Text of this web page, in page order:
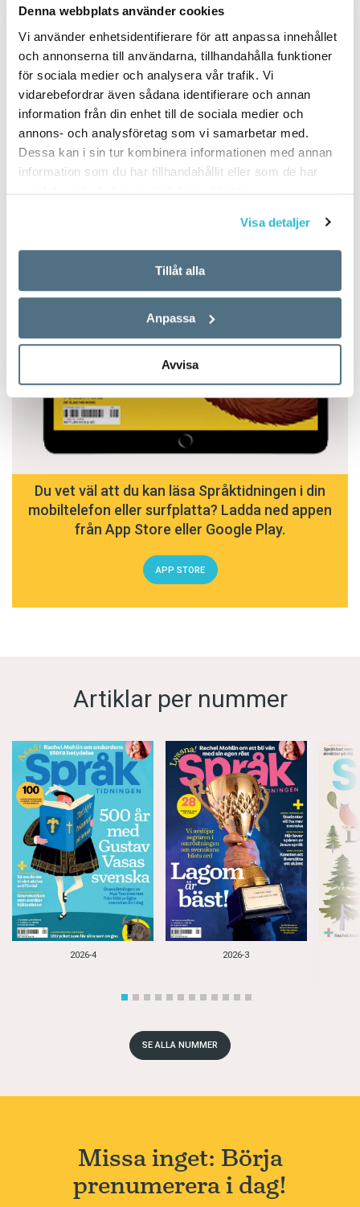
Denna webbplats använder cookies
Vi använder enhetsidentifierare för att anpassa innehållet
och annonserna till användarna, tillhandahålla funktioner
för sociala medier och analysera vår trafik. Vi
vidarebefordrar även sådana identifierare och annan
information från din enhet till de sociala medier och
annons- och analysföretag som vi samarbetar med.
Dessa kan i sin tur kombinera informationen med annan
information som du har tillhandahållit eller som de har
samlat in när du har använt deras tjänster.
Visa detaljer
Tillåt alla
Anpassa
Avvisa
Du vet väl att du kan läsa Språktidningen i din
mobiltelefon eller surfplatta? Ladda ned appen
från App Store eller Google Play.
APP STORE
Artiklar per nummer
2026-4 2026-3
SE ALLA NUMMER
Missa inget: Börja
prenumerera i dag!